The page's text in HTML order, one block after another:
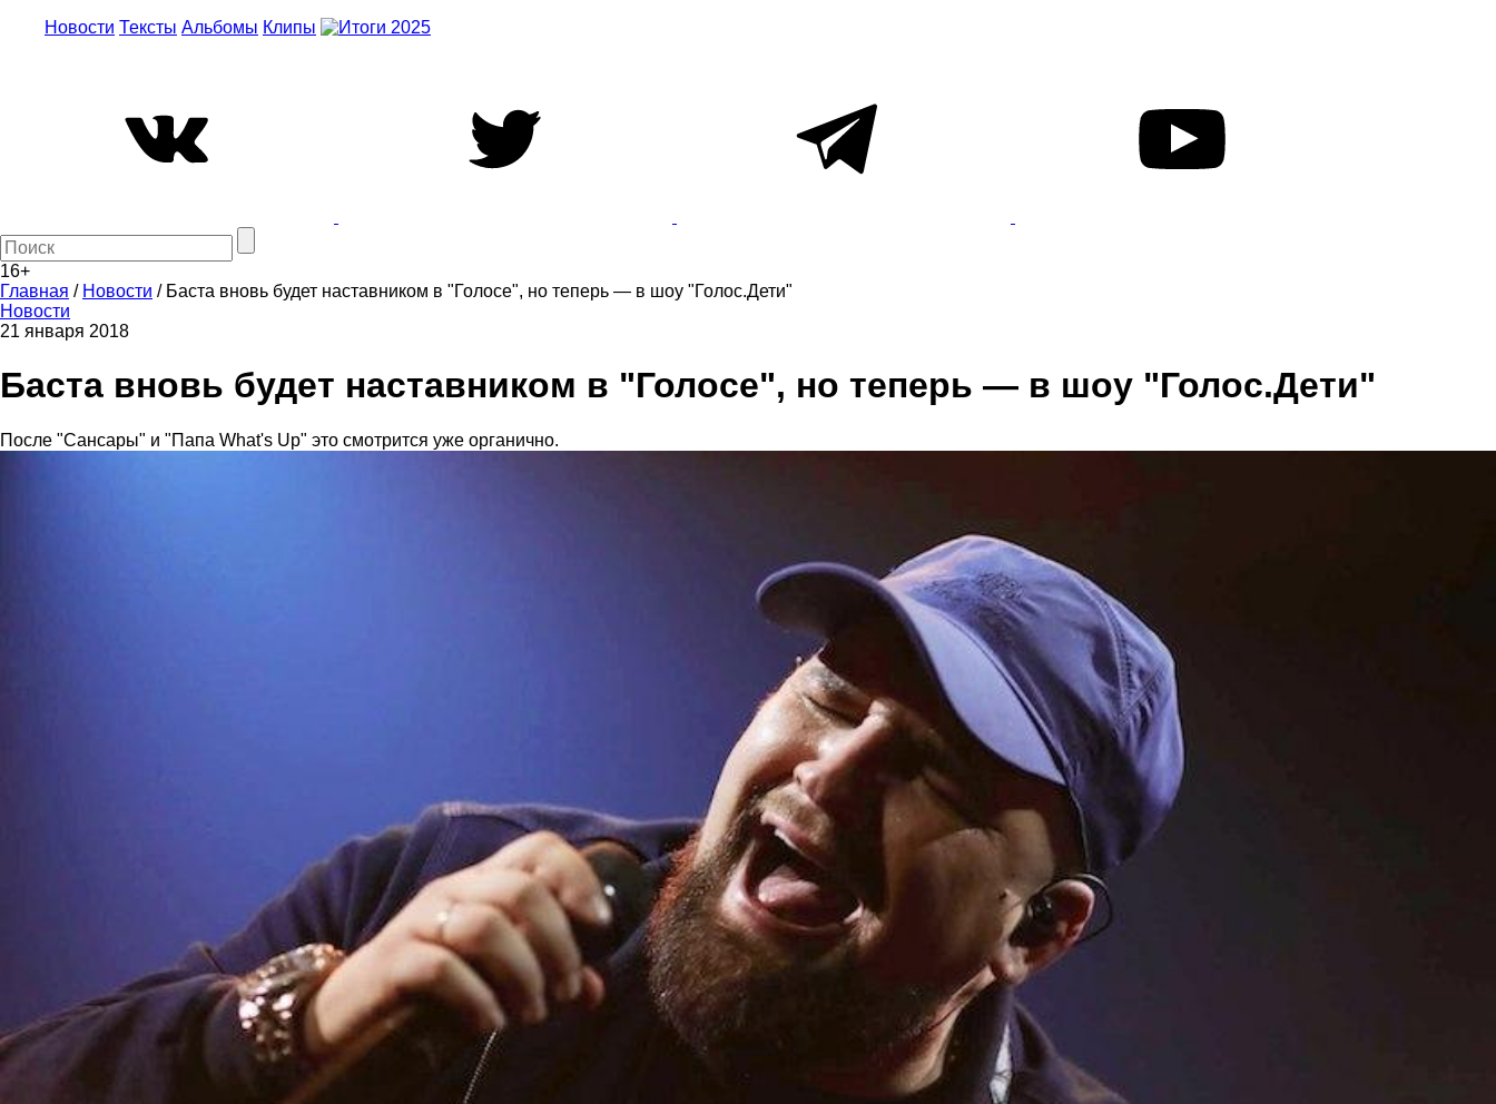
Новости Тексты Альбомы Клипы
16+
Главная / Новости / Баста вновь будет наставником в "Голосе", но теперь — в шоу "Голос.Дети"
Новости
21 января 2018
Баста вновь будет наставником в "Голосе", но теперь — в шоу "Голос.Дети"
После "Сансары" и "Папа What's Up" это смотрится уже органично.